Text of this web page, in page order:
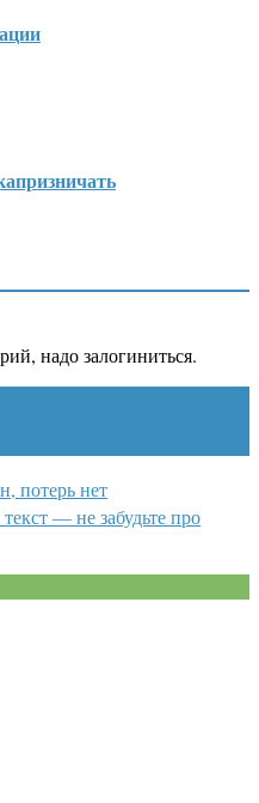
надо залогиниться.
потерь нет
— не забудьте про